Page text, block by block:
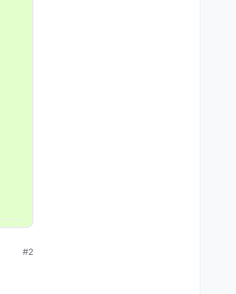
#2